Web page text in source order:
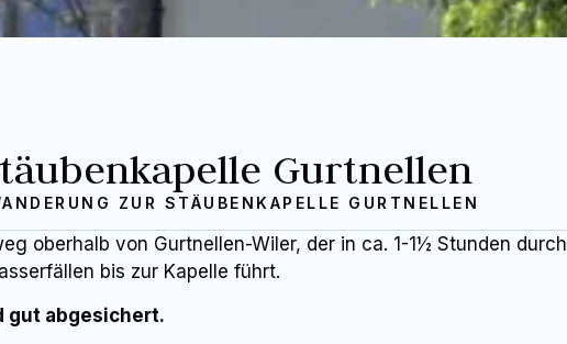
Gurtnellen
ZUR STÄUBENKAPELLE GURTNELLEN
oberhalb von Gurtnellen-Wiler, der in ca. 1-1½ Stunden durch
bis zur Kapelle führt.
gut abgesichert.